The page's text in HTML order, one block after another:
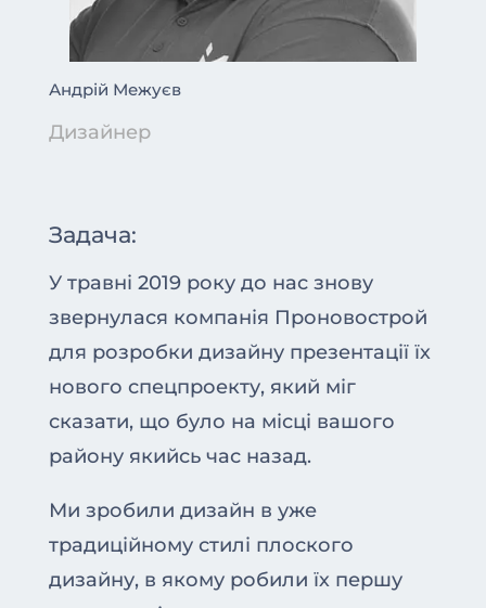
Андрій Межуєв
Дизайнер
Задача:
У травні 2019 року до нас знову
звернулася компанія Проновострой
для розробки дизайну презентації їх
нового спецпроекту, який міг
сказати, що було на місці вашого
району якийсь час назад.
Ми зробили дизайн в уже
традиційному стилі плоского
дизайну, в якому робили їх першу